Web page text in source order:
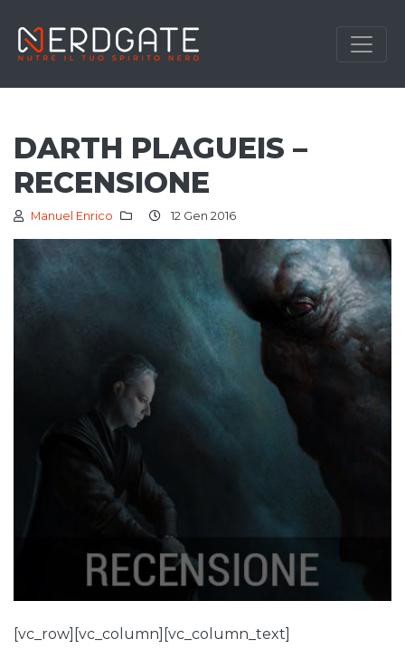
DARTH PLAGUEIS –
RECENSIONE
Manuel Enrico 12 Gen 2016
[vc_row][vc_column][vc_column_text]